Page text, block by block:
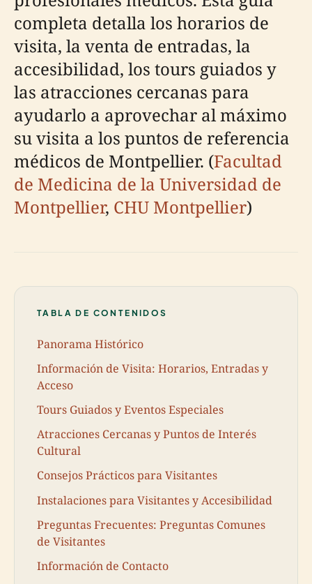
completa detalla los horarios de
visita, la venta de entradas, la
accesibilidad, los tours guiados y
las atracciones cercanas para
ayudarlo a aprovechar al máximo
su visita a los puntos de referencia
médicos de Montpellier. (Facultad
de Medicina de la Universidad de
Montpellier, CHU Montpellier)
TABLA DE CONTENIDOS
Panorama Histórico
Información de Visita: Horarios, Entradas y
Acceso
Tours Guiados y Eventos Especiales
Atracciones Cercanas y Puntos de Interés
Cultural
Consejos Prácticos para Visitantes
Instalaciones para Visitantes y Accesibilidad
Preguntas Frecuentes: Preguntas Comunes
de Visitantes
Información de Contacto